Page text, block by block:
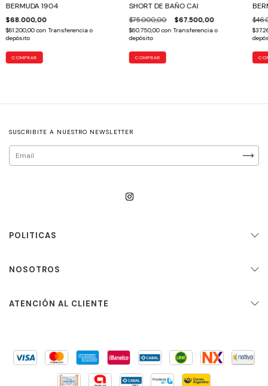
BERMUDA 1904
$68.000,00
$61.200,00con Transferencia o
depósito
COMPRAR
SHORT DE BAÑO CAI
$75.000,00 $67.500,00
$60.750,00con Transferencia o
depósito
COMPRAR
SUSCRIBITE A NUESTRO NEWSLETTER
POLITICAS
NOSOTROS
ATENCIÓN AL CLIENTE